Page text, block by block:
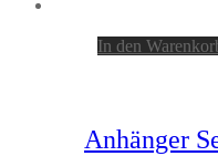
In den
Anhänger